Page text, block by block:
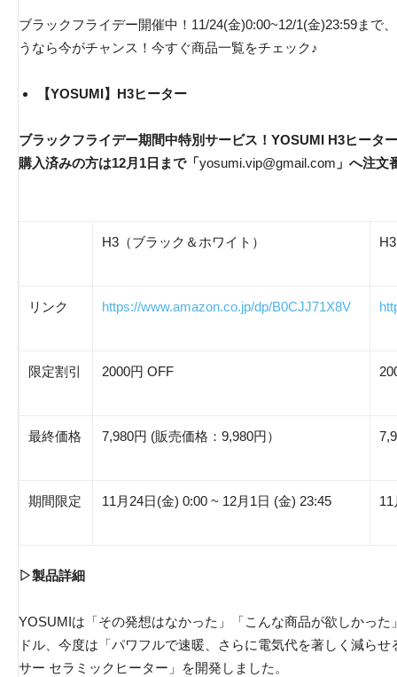
ブラックフライデー開催中！11/24(金)0:00~12/1(金)23:59まで
うなら今がチャンス！今すぐ商品一覧をチェック♪
【YOSUMI】H3ヒーター
ブラックフライデー期間中特別サービス！YOSUMI H3ヒータ
購入済みの方は12月1日まで「yosumi.vip@gmail.com 」へ注文
H3（ブラック＆ホワイト）
リンク https://www.amazon.co.jp/dp/B0CJJ71X8V
限定割引 2000円 OFF
最終価格 7,980円 (販売価格：9,980円）
期間限定 11月24日(金) 0:00 ~ 12月1日 (金) 23:45
▷製品詳細
YOSUMIは「その発想はなかった」「こんな商品が欲しかっ
ドル、今度は「パワフルで速暖、さらに電気代を著しく減ら
サー セラミックヒーター」を開発しました。